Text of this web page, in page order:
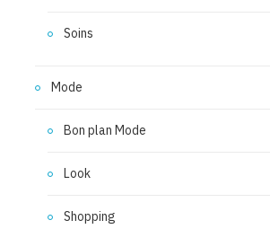
Soins
Mode
Bon plan Mode
Look
Shopping